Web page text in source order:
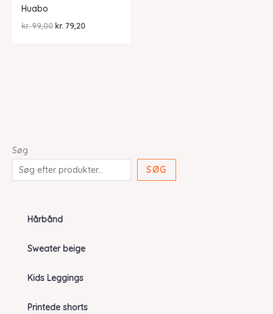
Søg
SØG
Hårbånd
Sweater beige
Kids Leggings
Printede shorts
Huabo
kr.99,00 Den
kr. 79,20Den